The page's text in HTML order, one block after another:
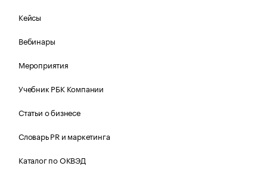
Кейсы
Вебинары
Мероприятия
Учебник РБК Компании
Статьи о бизнесе
Словарь PR и маркетинга
Каталог по ОКВЭД